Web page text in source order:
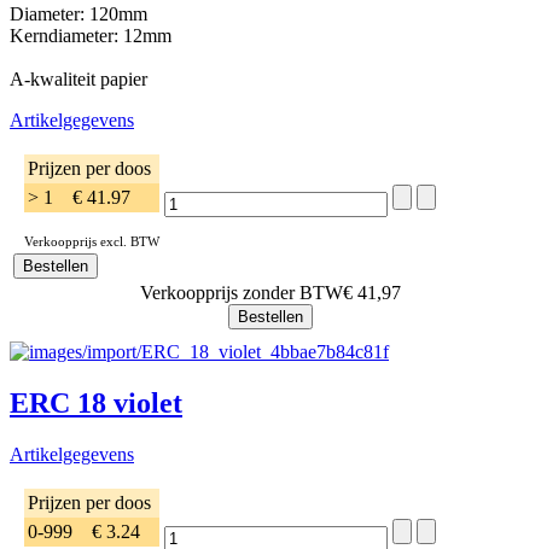
Diameter: 120mm
Kerndiameter: 12mm
A-kwaliteit papier
Artikelgegevens
Prijzen per doos
> 1
€ 41.97
Verkoopprijs excl. BTW
Verkoopprijs zonder BTW€ 41,97
ERC 18 violet
Artikelgegevens
Prijzen per doos
0-999
€ 3.24